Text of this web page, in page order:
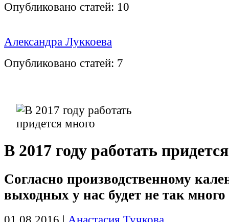
Опубликовано статей: 10
Александра Луккоева
Опубликовано статей: 7
В 2017 году работать
Согласно производственному
выходных у нас будет не так много